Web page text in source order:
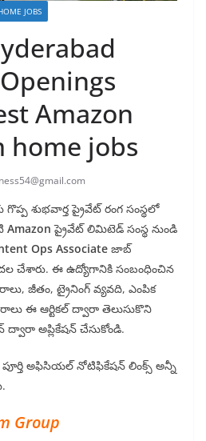
JOBS
Amazon
home jobs
గొప్ప శుభవార్త ప్రైవేట్ రంగ సంస్థలో
Amazonప్రైవేట్ లిమిటెడ్ సంస్థ నుండి
Ops Associate జాబ్
చేశారు. ఈ ఉద్యోగానికి సంబంధించిన
జీతం, ట్రైనింగ్ వ్యవది, ఎంపిక
ఈ ఆర్టికల్ ద్వారా తెలుసుకొని
ద్వారా అప్లికేషన్ చేసుకోండి.
అఫిసియల్ నోటిఫికేషన్ లింక్స్ అన్నీ
Group